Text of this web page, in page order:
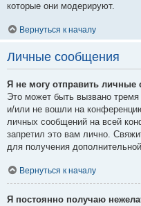
которые они модерируют.
Вернуться к началу
Личные сообщения
Я не могу отправить личные
Это может быть вызвано
и/или не вошли на
личных сообщений на всей
запретил это вам лично.
для получения
Вернуться к началу
Я постоянно получаю